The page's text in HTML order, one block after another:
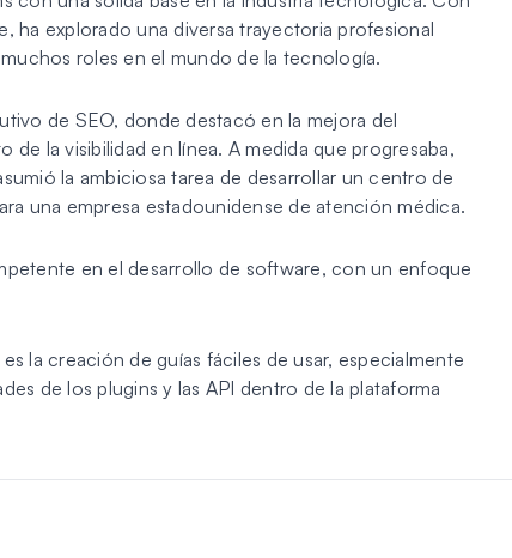
ha explorado una diversa trayectoria profesional
roles en el mundo de la tecnología.
de SEO, donde destacó en la mejora del
la visibilidad en línea. A medida que progresaba,
la ambiciosa tarea de desarrollar un centro de
una empresa estadounidense de atención médica.
en el desarrollo de software, con un enfoque
la creación de guías fáciles de usar, especialmente
de los plugins y las API dentro de la plataforma